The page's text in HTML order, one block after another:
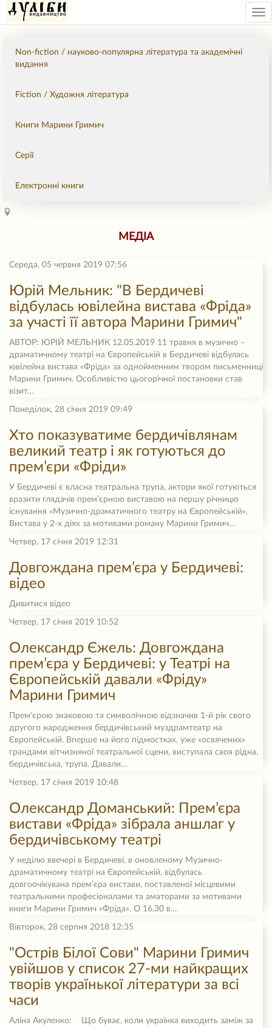
Non-fiction / науково-популярна література та академічні
видання
Fiction / Художня література
Книги Марини Гримич
Серії
Електронні книги
МЕДІА
Середа, 05 червня 2019 07:56
Юрій Мельник: "В Бердичеві
відбулась ювілейна вистава «Фріда»
за участі її автора Марини Гримич"
АВТОР: ЮРІЙ МЕЛЬНИК 12.05.2019 11 травня в музично –
драматичному театрі на Європейській в Бердичеві відбулась
ювілейна вистава «Фріда» за однойменним твором письменниці
Марини Гримич. Особливістю цьогорічної постановки став
візит…
Понеділок, 28 січня 2019 09:49
Хто показуватиме бердичівлянам
великий театр і як готуються до
прем’єри «Фріди»
У Бердичеві є власна театральна трупа, актори якої готуються
вразити глядачів прем’єрною виставою на першу річницю
існування «Музично-драматичного театру на Європейській».
Вистава у 2-х діях за мотивами роману Марини Гримич…
Четвер, 17 січня 2019 12:31
Довгождана прем’єра у Бердичеві:
відео
Дивитися відео
Четвер, 17 січня 2019 10:52
Олександр Єжель: Довгождана
прем’єра у Бердичеві: у Театрі на
Європейській давали «Фріду»
Марини Гримич
Прем’єрою знаковою та символічною відзначив 1-й рік свого
другого народження бердичівський муздрамтеатр на
Європейській. Вперше на його підмостках, уже «освячених»
грандами вітчизняної театральної сцени, виступала своя рідна,
бердичівська, трупа. Давали…
Четвер, 17 січня 2019 10:48
Олександр Доманський: Прем’єра
вистави «Фріда» зібрала аншлаг у
бердичівському театрі
У неділю ввечері в Бердичеві, в оновленому Музично-
драматичному театрі на Європейській, відбулась
довгоочікувана прем’єра вистави, поставленої місцевими
театральними професіоналами та аматорами за мотивами
книги Марини Гримич «Фріда». О 16.30 в…
Вівторок, 28 серпня 2018 12:35
"Острів Білої Сови" Марини Гримич
увійшов у список 27-ми найкращих
творів українької літератури за всі
часи
Аліна Акуленко: Що буває, коли українка виходить заміж за